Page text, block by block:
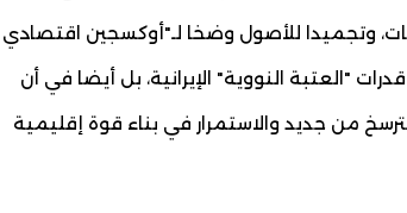
وتجميدا للأصول وضخا لـ"أوكسجين اقتصادي
"العتبة النووية" الإيرانية، بل أيضا في أن
من جديد والاستمرار في بناء قوة إقليمية